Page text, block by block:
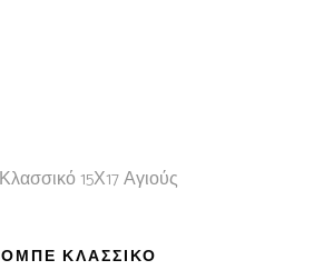
ΚΛΑΣΣΙΚΌ